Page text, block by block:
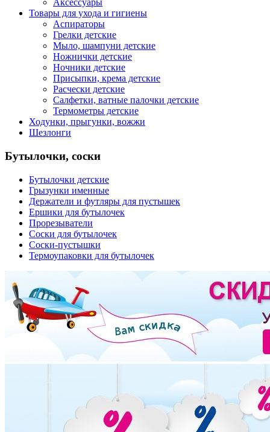
Аксессуары
Товары для ухода и гигиены
Аспираторы
Грелки детские
Мыло, шампуни детские
Ножнички детские
Ночники детские
Присыпки, крема детские
Расчески детские
Салфетки, ватные палочки детские
Термометры детские
Ходунки, прыгунки, вожжи
Шезлонги
Бутылочки, соски
Бутылочки детские
Грызунки именные
Держатели и футляры для пустышек
Ершики для бутылочек
Прорезыватели
Соски для бутылочек
Соски-пустышки
Термоупаковки для бутылочек